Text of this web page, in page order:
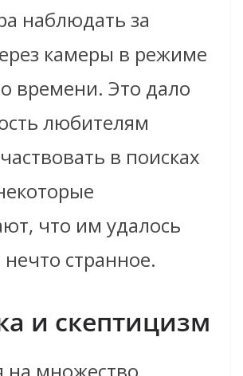
наблюдать за
камеры в режиме
времени. Это дало
любителям
в поисках
что им удалось
странное.
и скептицизм